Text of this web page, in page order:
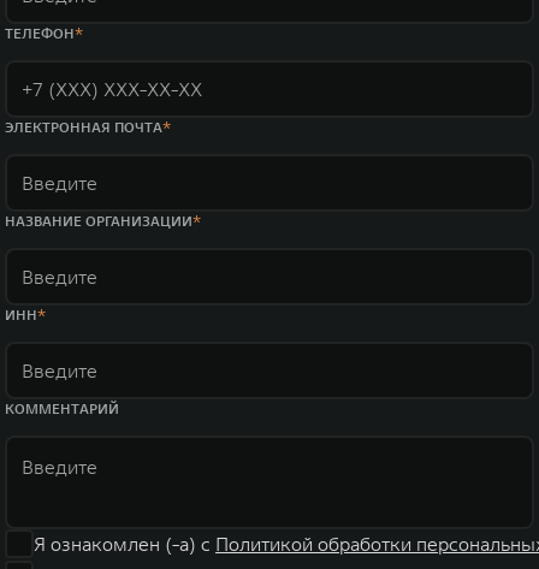
ТЕЛЕФОН
ЭЛЕКТРОННАЯ ПОЧТА
НАЗВАНИЕ ОРГАНИЗАЦИИ
ИНН
КОММЕНТАРИЙ
Я ознакомлен (-а) с Политикой обработки